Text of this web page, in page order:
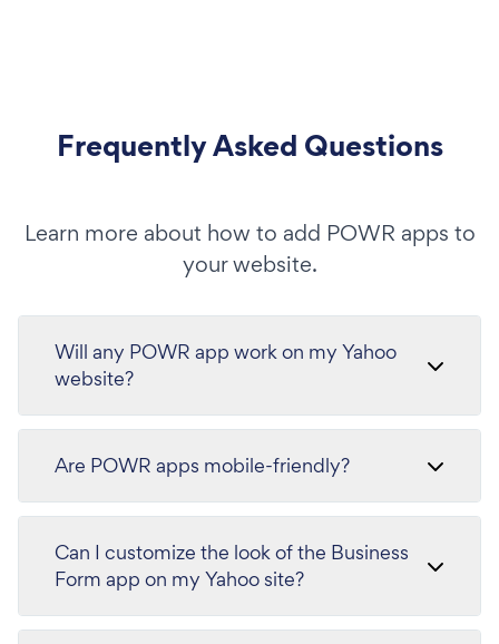
Frequently Asked Questions
Learn more about how to add POWR apps to
your website.
Will any POWR app work on my Yahoo
website?
Are POWR apps mobile-friendly?
Can I customize the look of the Business
Form app on my Yahoo site?